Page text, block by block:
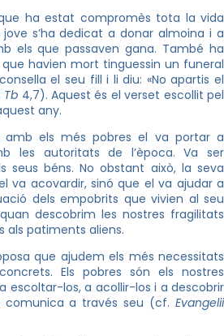
ha estat compromès tota la vida
s’ha dedicat a donar almoina i a
els que passaven gana. També ha
havien mort tinguessin un funeral
el seu fill i li diu: «No apartis el
Tb 4,7). Aquest és el verset escollit pel
any.
amb els més pobres el va portar a
les autoritats de l’època. Va ser
seus béns. No obstant això, la seva
va acovardir, sinó que el va ajudar a
dels empobrits que vivien al seu
descobrim les nostres fragilitats
als patiments aliens.
que ajudem els més necessitats
Els pobres són els nostres
escoltar-los, a acollir-los i a descobrir
comunica a través seu (cf. Evangelii